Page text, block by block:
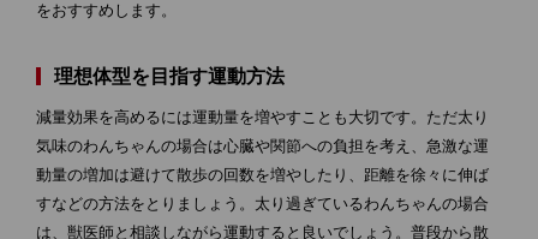
をおすすめします。
理想体型を目指す運動方法
減量効果を高めるには運動量を増やすことも大切です。ただ太り
気味のわんちゃんの場合は心臓や関節への負担を考え、急激な運
動量の増加は避けて散歩の回数を増やしたり、距離を徐々に伸ば
すなどの方法をとりましょう。太り過ぎているわんちゃんの場合
は、獣医師と相談しながら運動すると良いでしょう。普段から散